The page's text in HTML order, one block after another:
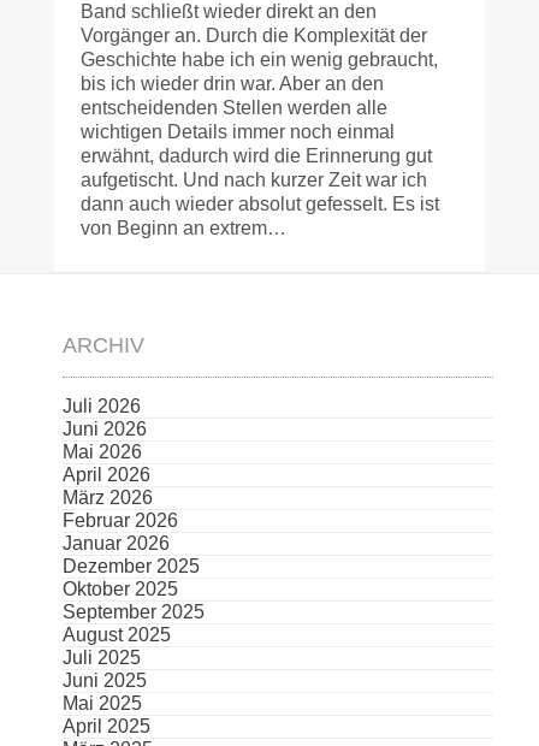
Band schließt wieder direkt an den
Vorgänger an. Durch die Komplexität der
Geschichte habe ich ein wenig gebraucht,
bis ich wieder drin war. Aber an den
entscheidenden Stellen werden alle
wichtigen Details immer noch einmal
erwähnt, dadurch wird die Erinnerung gut
aufgetischt. Und nach kurzer Zeit war ich
dann auch wieder absolut gefesselt. Es ist
von Beginn an extrem…
ARCHIV
Juli 2026
Juni 2026
Mai 2026
April 2026
März 2026
Februar 2026
Januar 2026
Dezember 2025
Oktober 2025
September 2025
August 2025
Juli 2025
Juni 2025
Mai 2025
April 2025